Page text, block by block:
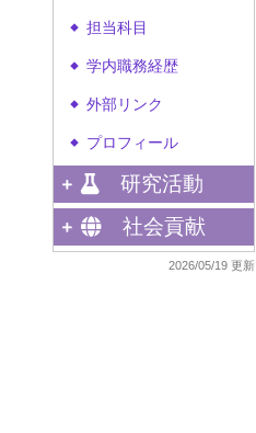
◆ 担当科目
◆ 学内職務経歴
◆ 外部リンク
◆ プロフィール
研究活動
社会貢献
2026/05/19 更新